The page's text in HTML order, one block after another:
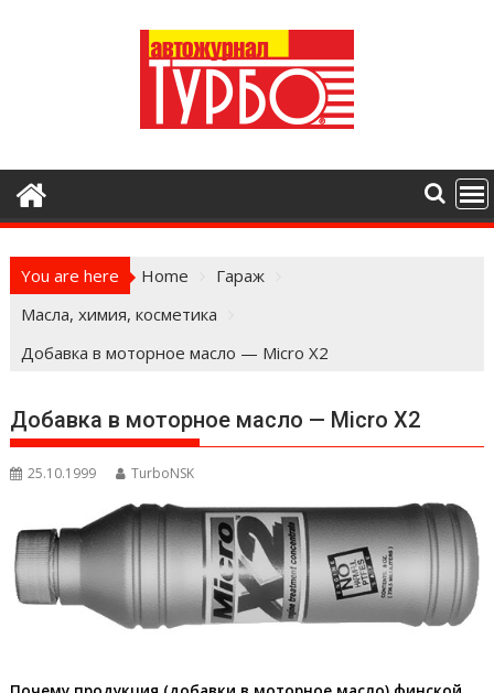
You are here Home
Гараж
Масла, химия, косметика
Добавка в моторное масло — Micro X2
Добавка в моторное масло — Micro X2
25.10.1999 TurboNSK